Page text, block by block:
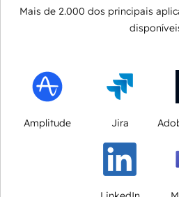
Mais de 2.000 dos principais
Amplitude Jira